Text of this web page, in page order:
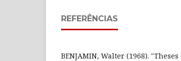
REFERÊNCIAS
BENJAMIN, Walter (1968).